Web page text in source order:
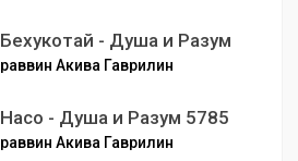
Бехукотай - Душа и Разум
раввин Акива Гаврилин
Насо - Душа и Разум 5785
раввин Акива Гаврилин